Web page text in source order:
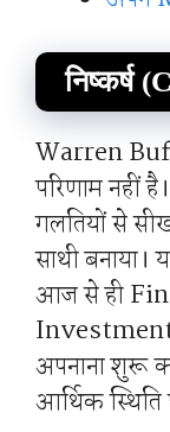
निष्कर्ष
Warren
परिणाम नहीं
गलतियों से
साथी
आज से ही
अपनाना शुरू
आर्थिक